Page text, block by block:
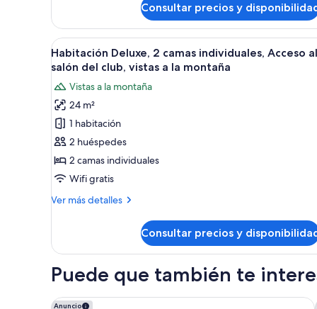
salón
del
club,
vistas
a
la
montaña
Deluxe,
cama
de
grande,
Acceso
al
salón
del
vistas
a
montaña
Consultar precios y
Abrir
todas
fotos
de
Habitación
Deluxe,
2
camas
Acceso
del
club,
Habitación de hotel con
2
Habitación Deluxe, 2 camas individuales, Acceso al
salón del club, vistas a la montaña
Vistas a la montaña
24 m²
1 habitación
2 huéspedes
2 camas individuales
Wifi gratis
Ver más detalles
Más
Deluxe,
camas
Acceso
Consultar precios y
Puede que también te
Anuncio
THE PLAZA Seoul, Autograph Collection